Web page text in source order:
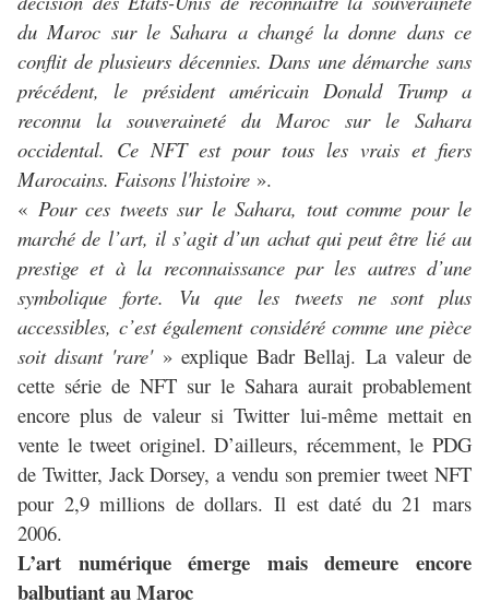
du Maroc sur le Sahara a changé la donne dans ce
conflit de plusieurs décennies. Dans une démarche sans
précédent, le président américain Donald Trump a
reconnu la souveraineté du Maroc sur le Sahara
occidental. Ce NFT est pour tous les vrais et fiers
Marocains. Faisons l'histoire ».
« Pour ces tweets sur le Sahara, tout comme pour le
marché de l’art, il s’agit d’un achat qui peut être lié au
prestige et à la reconnaissance par les autres d’une
symbolique forte. Vu que les tweets ne sont plus
accessibles, c’est également considéré comme une pièce
soit disant 'rare'» explique Badr Bellaj. La valeur de
cette série de NFT sur le Sahara aurait probablement
encore plus de valeur si Twitter lui-même mettait en
vente le tweet originel. D’ailleurs, récemment, le PDG
de Twitter, Jack Dorsey, a vendu son premier tweet NFT
pour 2,9 millions de dollars. Il est daté du 21 mars
2006.
L’art numérique émerge mais demeure encore
balbutiant au Maroc